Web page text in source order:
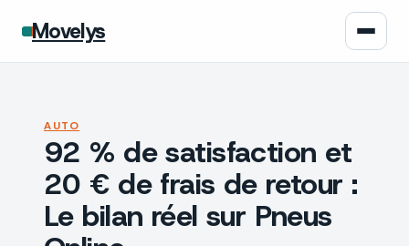
Movelys
Moto
Assurance
AUTO
92 % de satisfaction et
20 € de frais de retour :
Le bilan réel sur Pneus